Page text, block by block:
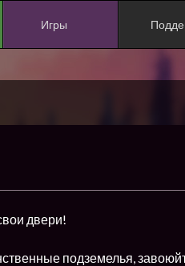
Игры
двери!
подземелья,